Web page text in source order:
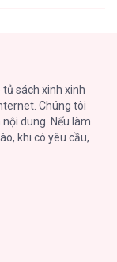
19
sách xinh xinh
Chúng tôi
dung. Nếu làm
khi có yêu cầu,